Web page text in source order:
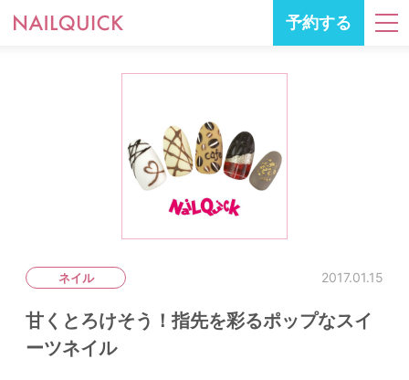
予約する
ネイル 2017.01.15
甘くとろけそう！指先を彩るポップなスイ
ーツネイル